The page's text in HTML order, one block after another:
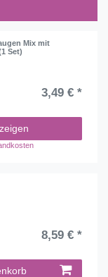
Mix mit
Set)
3,49 € *
8,59 € *